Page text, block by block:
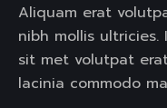
Aliquam erat
nibh mollis
sit met volutpat
lacinia commodo